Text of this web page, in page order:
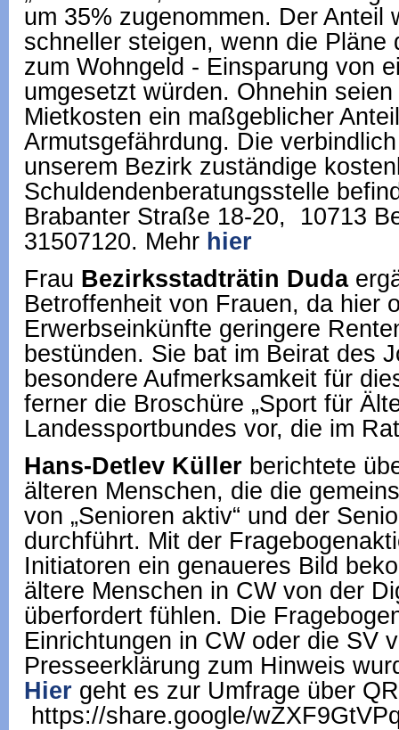
um 35% zugenommen. Der Anteil
schneller steigen, wenn die Pläne
zum Wohngeld - Einsparung von
umgesetzt würden. Ohnehin
Mietkosten ein maßgeblicher
Armutsgefährdung. Die
unserem Bezirk zuständige
Schuldendenberatungsstelle
Brabanter Straße 18-20, 10713
31507120. Mehr hier
Frau Bezirksstadträtin Duda
Betroffenheit von Frauen, da hier
Erwerbseinkünfte geringere
bestünden. Sie bat im Beirat des
besondere Aufmerksamkeit für
ferner die Broschüre „Sport für
Landessportbundes vor, die im
Hans-Detlev Küller berichtete
älteren Menschen, die die
von „Senioren aktiv“ und der
durchführt. Mit der
Initiatoren ein genaueres Bild
ältere Menschen in CW von der
überfordert fühlen. Die
Einrichtungen in CW oder die SV
Presseerklärung zum Hinweis
Hier geht es zur Umfrage über
https://share.google/